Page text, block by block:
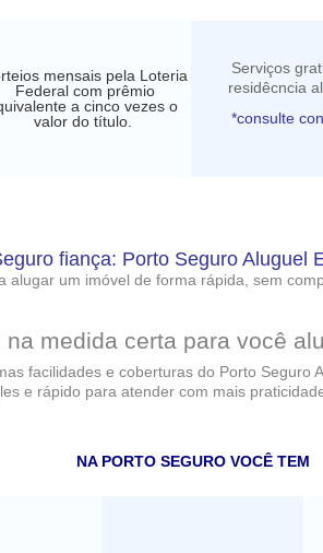
mensais pela Loteria
Federal com prêmio
a cinco vezes o
valor do título.
Serviços
residêcncia
*consulte
fiança: Porto Seguro Aluguel
alugar um imóvel de forma rápida, sem
medida certa para você
facilidades e coberturas do Porto
e rápido para atender com mais
NA PORTO SEGURO VOCÊ TEM